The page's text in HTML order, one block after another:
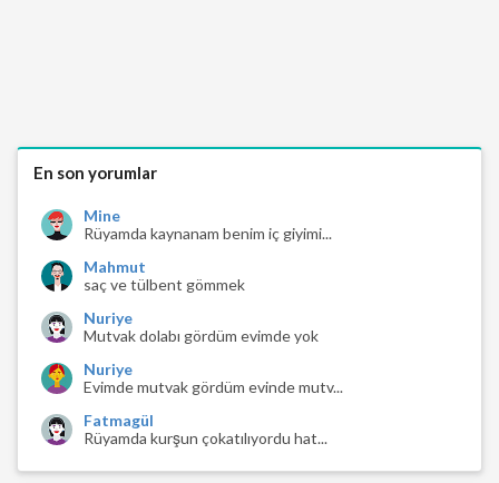
En son yorumlar
Mine
Rüyamda kaynanam benim iç giyimi...
Mahmut
saç ve tülbent gömmek
Nuriye
Mutvak dolabı gördüm evimde yok
Nuriye
Evimde mutvak gördüm evinde mutv...
Fatmagül
Rüyamda kurşun çokatılıyordu hat...